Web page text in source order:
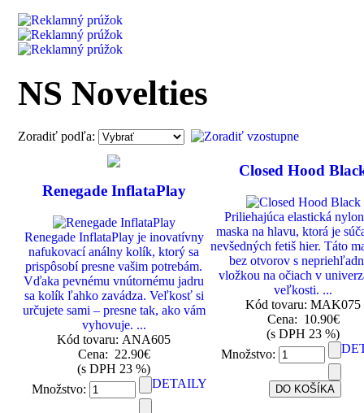
NS Novelties
Zoradiť podľa:
Renegade InflataPlay
Renegade InflataPlay je inovatívny
nafukovací análny kolík, ktorý sa
prispôsobí presne vašim potrebám.
Vďaka pevnému vnútornému jadru
sa kolík ľahko zavádza. Veľkosť si
určujete sami – presne tak, ako vám
vyhovuje. ...
Kód tovaru: ANA605
Cena: 22.90€
(s DPH 23 %)
Množstvo:
DETAILY
Closed Hood
Priliehajúca elastická
maska na hlavu, ktorá je
nevšedných fetiš hier. Táto
bez otvorov s
vložkou na očiach v
veľkosti. ...
Kód tovaru: MAK075
Cena: 10.90€
(s DPH 23 %)
Množstvo: